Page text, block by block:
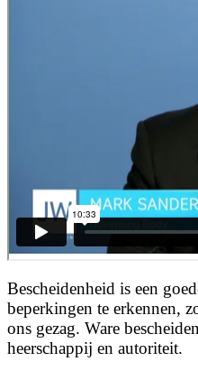
Bescheidenheid is een
beperkingen te erkennen,
ons gezag. Ware
heerschappij en autoriteit.